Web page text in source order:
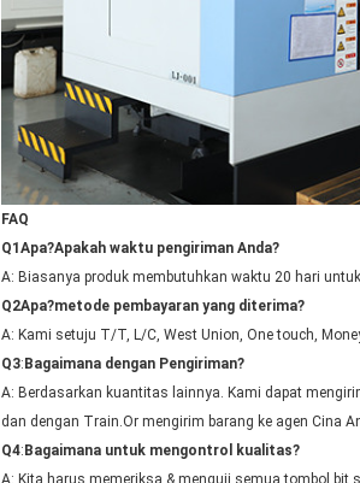
FAQ
Q1 Apa?Apakah waktu pengiriman Anda?
A: Biasanya produk membutuhkan waktu 20 hari
Q2Apa?metode pembayaran yang diterima?
A: Kami setuju T/T, L/C, West Union, One touch,
Q3: Bagaimana dengan Pengiriman?
A: Berdasarkan kuantitas lainnya. Kami dapat
dan dengan Train.Or mengirim barang ke agen Cina
Q4: Bagaimana untuk mengontrol kualitas?
A: Kita harus memeriksa & menguji semua tombol bit